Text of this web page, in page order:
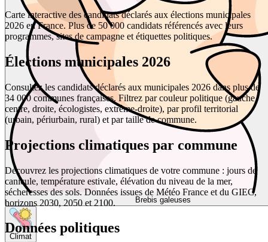
Brebis galeuses
Climat
Carte interactive des candidats déclarés aux élections municipales
2026 en France. Plus de 50 000 candidats référencés avec leurs
programmes, sites de campagne et étiquettes politiques.
Élections municipales 2026
Consultez les candidats déclarés aux municipales 2026 dans plus de
34 000 communes françaises. Filtrez par couleur politique (gauche,
centre, droite, écologistes, extrême-droite), par profil territorial
(urbain, périurbain, rural) et par taille de commune.
Projections climatiques par commune
Découvrez les projections climatiques de votre commune : jours de
canicule, température estivale, élévation du niveau de la mer,
sécheresses des sols. Données issues de Météo France et du GIEC,
horizons 2030, 2050 et 2100.
Données politiques